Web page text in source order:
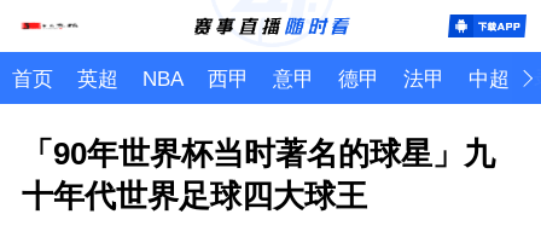
首页 英超 NBA 西甲 意甲 德甲 法甲 中超
「90年世界杯当时著名的球星」九
十年代世界足球四大球王